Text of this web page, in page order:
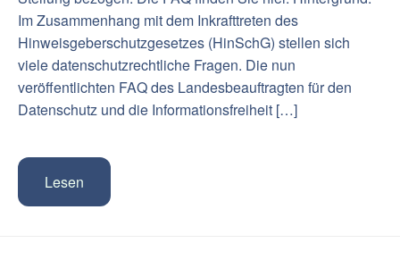
Im Zusammenhang mit dem Inkrafttreten des
Hinweisgeberschutzgesetzes (HinSchG) stellen sich
viele datenschutzrechtliche Fragen. Die nun
veröffentlichten FAQ des Landesbeauftragten für den
Datenschutz und die Informationsfreiheit […]
Lesen